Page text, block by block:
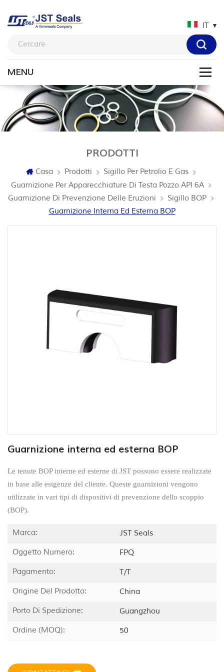
IT
PRODOTTI
Casa Prodotti
Sigillo Per Petrolio E Gas
Guarnizione Per Apparecchiature Di Testa Pozzo API 6A
Guarnizione Di Prevenzione Delle Eruzioni
Sigillo BOP
Guarnizione Interna Ed Esterna BOP
Guarnizione interna ed esterna BOP
Le tenute BOP interne ed esterne di JST possono essere realizzate
in base alle esigenze del cliente. Queste guarnizioni vengono
utilizzate in vari tipi di dispositivi di prevenzione dello scoppio
(BOP).
Marca:
JST Seals
Oggetto Numero:
FPQ
Pagamento:
T/T
Origine Del Prodotto:
China
Porto Di Spedizione:
Guangzhou
Ordine (MOQ):
50